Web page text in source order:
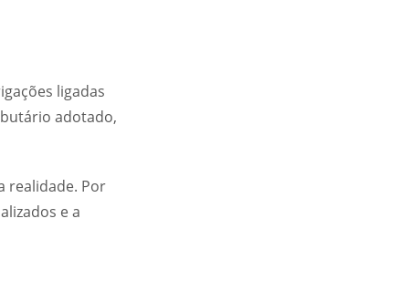
ligadas
adotado,
realidade. Por
e a